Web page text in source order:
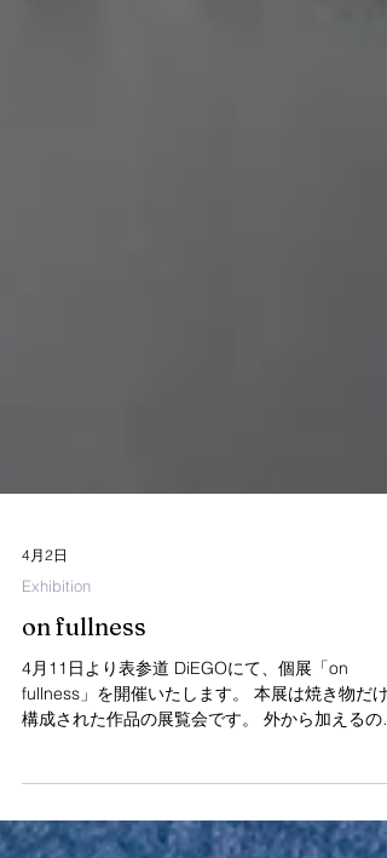
4月2日
Exhibition
fullness」を開催いたします。 本展は焼き物だけ
構成された作品の展覧会です。 外から加えるので